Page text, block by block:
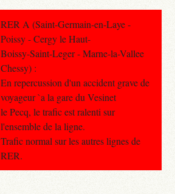
RER A (Saint-Germain-en-Laye -
Poissy - Cergy le Haut-
Boissy-Saint-Leger - Marne-la-Vallee
Chessy) :
En repercussion d'un accident grave de
voyageur `a la gare du Vesinet
le Pecq, le trafic est ralenti sur
l'ensemble de la ligne.
Trafic normal sur les autres lignes de
RER.